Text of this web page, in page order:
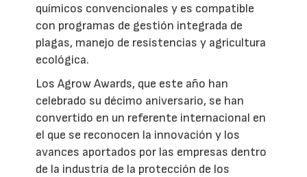
químicos convencionales y es compatible
con programas de gestión integrada de
plagas, manejo de resistencias y agricultura
ecológica.
Los Agrow Awards, que este año han
celebrado su décimo aniversario, se han
convertido en un referente internacional en
el que se reconocen la innovación y los
avances aportados por las empresas dentro
de la industria de la protección de los